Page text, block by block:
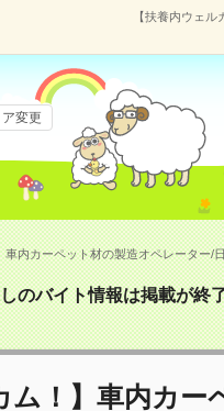
【扶養内ウェ
変更
内カーペット材の製造オペレーター/
のバイト情報は掲載が終
ム！】車内カ